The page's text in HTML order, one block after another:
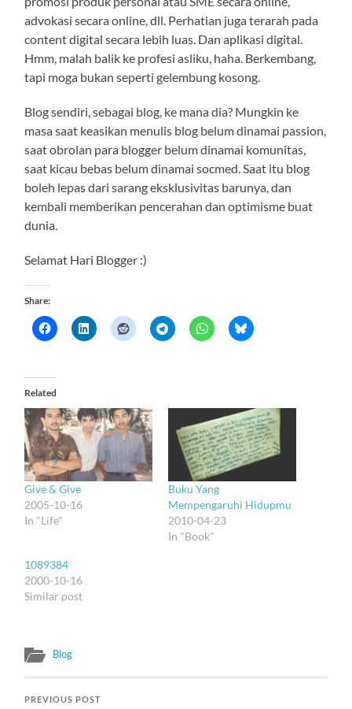
advokasi secara online, dll. Perhatian juga terarah pada
content digital secara lebih luas. Dan aplikasi digital.
Hmm, malah balik ke profesi asliku, haha. Berkembang,
tapi moga bukan seperti gelembung kosong.
Blog sendiri, sebagai blog, ke mana dia? Mungkin ke
masa saat keasikan menulis blog belum dinamai passion,
saat obrolan para blogger belum dinamai komunitas,
saat kicau bebas belum dinamai socmed. Saat itu blog
boleh lepas dari sarang eksklusivitas barunya, dan
kembali memberikan pencerahan dan optimisme buat
dunia.
Selamat Hari Blogger :)
Share:
Related
Give & Give
2005-10-16
In "Life"
Buku Yang
Mempengaruhi Hidupmu
2010-04-23
In "Book"
1089384
2000-10-16
Similar post
Blog
PREVIOUS POST